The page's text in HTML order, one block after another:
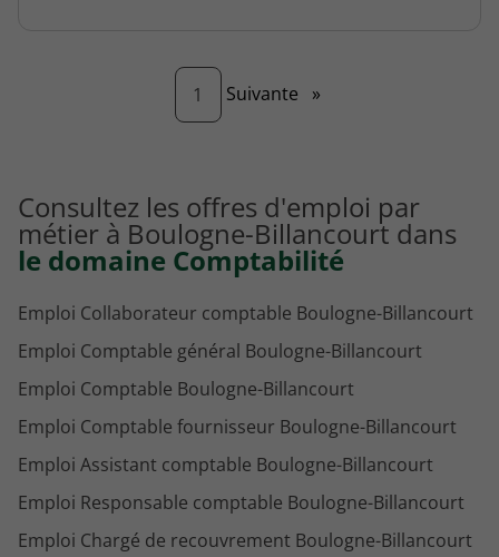
1 Page
Suivante »
Consultez les offres d'emploi par
métier à Boulogne-Billancourt dans
le domaine Comptabilité
Emploi Collaborateur comptable Boulogne-Billancourt
Emploi Comptable général Boulogne-Billancourt
Emploi Comptable Boulogne-Billancourt
Emploi Comptable fournisseur Boulogne-Billancourt
Emploi Assistant comptable Boulogne-Billancourt
Emploi Responsable comptable Boulogne-Billancourt
Emploi Chargé de recouvrement Boulogne-Billancourt